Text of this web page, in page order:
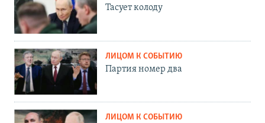
Тасует колоду
ЛИЦОМ К СОБЫТИЮ
Партия номер два
ЛИЦОМ К СОБЫТИЮ